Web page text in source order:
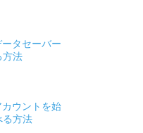
タセーバー
方法
ウントを始
る方法